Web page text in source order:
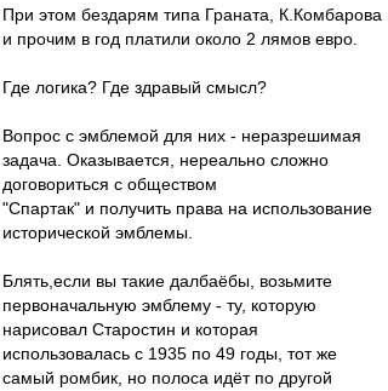
При этом бездарям типа Граната, К.Комбарова
и прочим в год платили около 2 лямов евро.
Где логика? Где здравый смысл?
Вопрос с эмблемой для них - неразрешимая
задача. Оказывается, нереально сложно
договориться с обществом
"Спартак" и получить права на использование
исторической эмблемы.
Блять,если вы такие далбаёбы, возьмите
первоначальную эмблему - ту, которую
нарисовал Старостин и которая
использовалась с 1935 по 49 годы, тот же
самый ромбик, но полоса идёт по другой